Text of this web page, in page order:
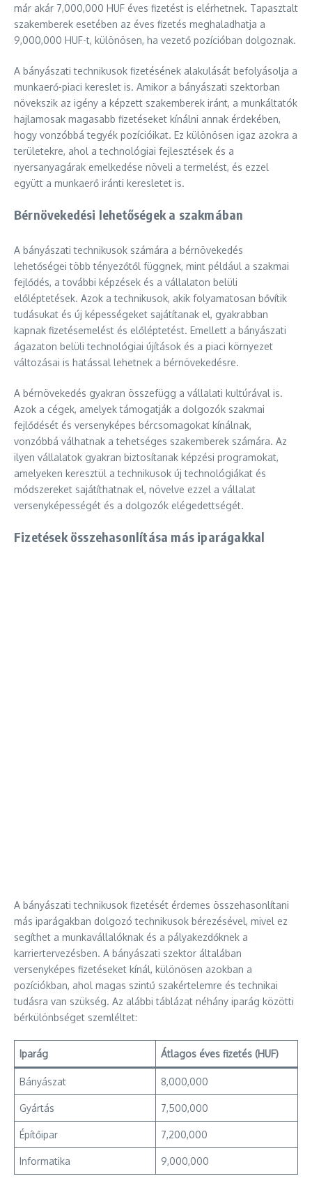
már akár 7,000,000 HUF éves fizetést is elérhetnek. Tapasztalt
szakemberek esetében az éves fizetés meghaladhatja a
9,000,000 HUF-t, különösen, ha vezető pozícióban dolgoznak.
A bányászati technikusok fizetésének alakulását befolyásolja a
munkaerő-piaci kereslet is. Amikor a bányászati szektorban
növekszik az igény a képzett szakemberek iránt, a munkáltatók
hajlamosak magasabb fizetéseket kínálni annak érdekében,
hogy vonzóbbá tegyék pozícióikat. Ez különösen igaz azokra a
területekre, ahol a technológiai fejlesztések és a
nyersanyagárak emelkedése növeli a termelést, és ezzel
együtt a munkaerő iránti keresletet is.
Bérnövekedési lehetőségek a szakmában
A bányászati technikusok számára a bérnövekedés
lehetőségei több tényezőtől függnek, mint például a szakmai
fejlődés, a további képzések és a vállalaton belüli
előléptetések. Azok a technikusok, akik folyamatosan bővítik
tudásukat és új képességeket sajátítanak el, gyakrabban
kapnak fizetésemelést és előléptetést. Emellett a bányászati
ágazaton belüli technológiai újítások és a piaci környezet
változásai is hatással lehetnek a bérnövekedésre.
A bérnövekedés gyakran összefügg a vállalati kultúrával is.
Azok a cégek, amelyek támogatják a dolgozók szakmai
fejlődését és versenyképes bércsomagokat kínálnak,
vonzóbbá válhatnak a tehetséges szakemberek számára. Az
ilyen vállalatok gyakran biztosítanak képzési programokat,
amelyeken keresztül a technikusok új technológiákat és
módszereket sajátíthatnak el, növelve ezzel a vállalat
versenyképességét és a dolgozók elégedettségét.
Fizetések összehasonlítása más iparágakkal
A bányászati technikusok fizetését érdemes összehasonlítani
más iparágakban dolgozó technikusok bérezésével, mivel ez
segíthet a munkavállalóknak és a pályakezdőknek a
karriertervezésben. A bányászati szektor általában
versenyképes fizetéseket kínál, különösen azokban a
pozíciókban, ahol magas szintű szakértelemre és technikai
tudásra van szükség. Az alábbi táblázat néhány iparág közötti
bérkülönbséget szemléltet:
Iparág Átlagos éves fizetés (HUF)
Bányászat 8,000,000
Gyártás 7,500,000
Építőipar 7,200,000
Informatika 9,000,000